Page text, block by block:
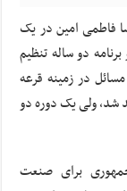
فاطمی امین در یک
دو ساله تنظیم
در زمینه قرعه
ولی یک دوره دو
ماده‌ای رئیس جمهوری برای صنعت